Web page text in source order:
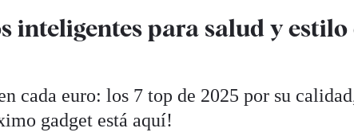
inteligentes para salud y estilo
cada euro: los 7 top de 2025 por su
gadget está aquí!